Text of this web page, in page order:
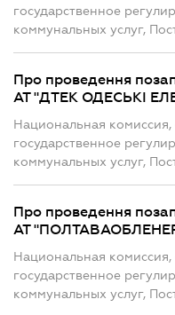
государственное
коммунальных услуг,
Про проведення
АТ "ДТЕК ОДЕСЬКІ
Национальная
государственное
коммунальных услуг,
Про проведення
АТ
Национальная
государственное
коммунальных услуг,